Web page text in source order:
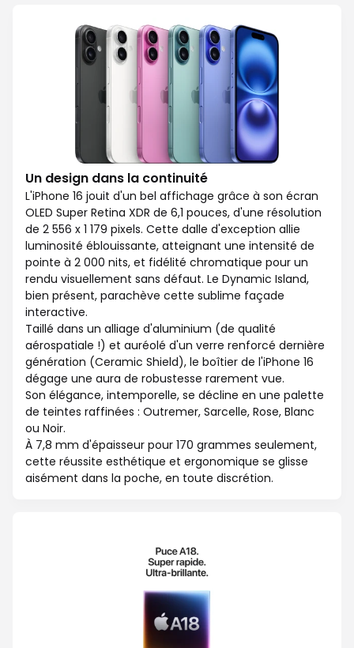
Un design dans la continuité
L'iPhone 16 jouit d'un bel affichage grâce à son écran
OLED Super Retina XDR de 6,1 pouces, d'une résolution
de 2 556 x 1 179 pixels. Cette dalle d'exception allie
luminosité éblouissante, atteignant une intensité de
pointe à 2 000 nits, et fidélité chromatique pour un
rendu visuellement sans défaut. Le Dynamic Island,
bien présent, parachève cette sublime façade
interactive.
Taillé dans un alliage d'aluminium (de qualité
aérospatiale !) et auréolé d'un verre renforcé dernière
génération (Ceramic Shield), le boîtier de l'iPhone 16
dégage une aura de robustesse rarement vue.
Son élégance, intemporelle, se décline en une palette
de teintes raffinées : Outremer, Sarcelle, Rose, Blanc
ou Noir.
À 7,8 mm d'épaisseur pour 170 grammes seulement,
cette réussite esthétique et ergonomique se glisse
aisément dans la poche, en toute discrétion.